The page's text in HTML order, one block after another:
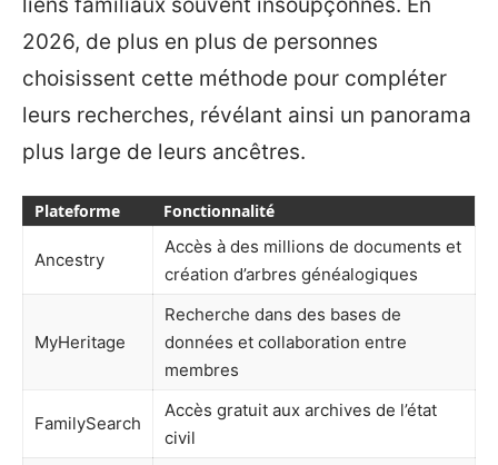
2026, de plus en plus de personnes
choisissent cette méthode pour compléter
leurs recherches, révélant ainsi un panorama
plus large de leurs ancêtres.
Plateforme Fonctionnalité
Ancestry
Accès à des millions de documents et
création d’arbres généalogiques
MyHeritage
Recherche dans des bases de
données et collaboration entre
membres
FamilySearch
Accès gratuit aux archives de l’état
civil